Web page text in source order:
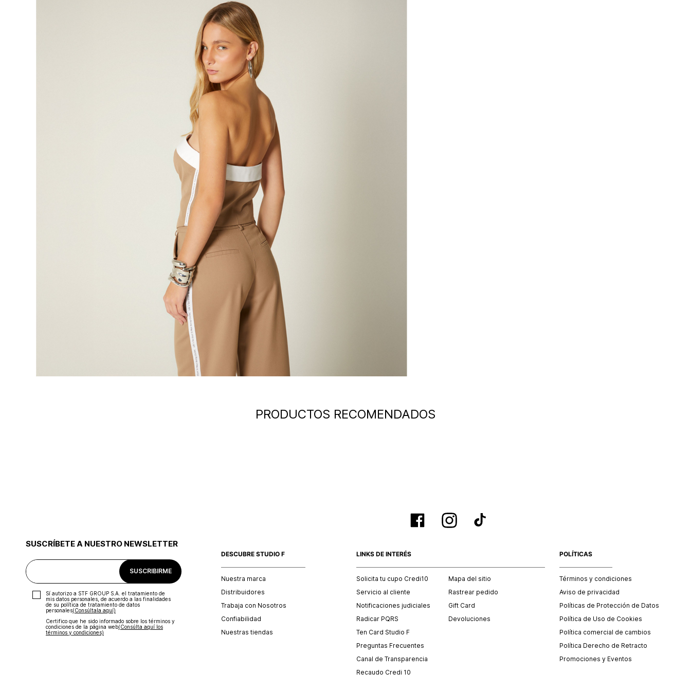
PRODUCTOS RECOMENDADOS
SUSCRÍBETE A NUESTRO NEWSLETTER
SUSCRIBIRME
Sí autorizo a STF GROUP S.A. el tratamiento de
mis datos personales, de acuerdo a las finalidades
de su política de tratamiento de datos
personales‎(Consúltala aquí)
Certifico que he sido informado sobre los términos y
condiciones de la página web‎(Consúlta aquí los
términos y condiciones)
DESCUBRE STUDIO F
Nuestra marca
Distribuidores
Trabaja con Nosotros
Confiabilidad
Nuestras tiendas
LINKS DE INTERÉS
Solicita tu cupo Credi10
Servicio al cliente
Notificaciones judiciales
Radicar PQRS
Ten Card Studio F
Preguntas Frecuentes
Canal de Transparencia
Recaudo Credi 10
Mapa del sitio
Rastrear pedido
Gift Card
Devoluciones
POLÍTICAS
Términos y condiciones
Aviso de privacidad
Políticas de Protección de Datos
Política de Uso de Cookies
Política comercial de cambios
Política Derecho de Retracto
Promociones y Eventos